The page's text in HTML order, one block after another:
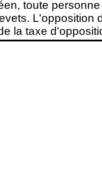
toute
L'opposition
la taxe